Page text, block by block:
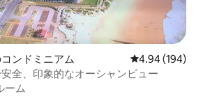
ンドミニアム レビュー194
4.94 (194)
全、印象的なオーシャンビュー
ーム